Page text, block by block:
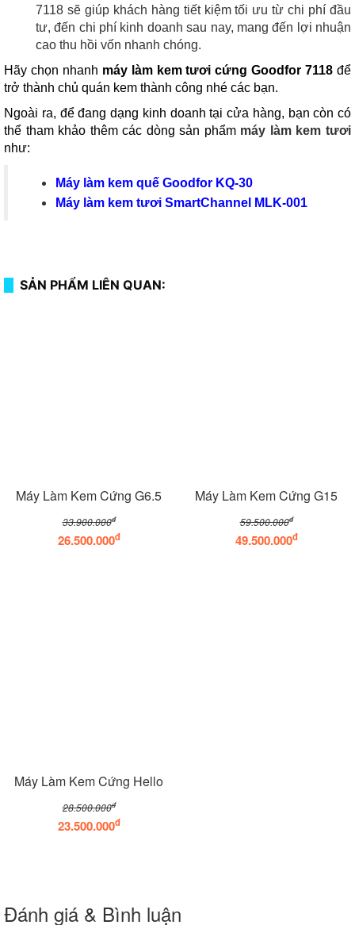
7118 sẽ giúp khách hàng tiết kiệm tối ưu từ chi phí đầu
tư, đến chi phí kinh doanh sau nay, mang đến lợi nhuận
cao thu hồi vốn nhanh chóng.
Hãy chọn nhanh máy làm kem tươi cứng Goodfor 7118 để
trở thành chủ quán kem thành công nhé các bạn.
Ngoài ra, để đang dạng kinh doanh tại cửa hàng, bạn còn có
thể tham khảo thêm các dòng sản phẩm máy làm kem tươi
như:
Máy làm kem quế Goodfor KQ-30
Máy làm kem tươi SmartChannel MLK-001
SẢN PHẨM LIÊN QUAN:
Máy Làm Kem Cứng G6.5
33.900.000đ
26.500.000đ
Máy Làm Kem Cứng G15
59.500.000đ
49.500.000đ
Máy Làm Kem Cứng Hello
28.500.000đ
23.500.000đ
Đánh giá & Bình luận